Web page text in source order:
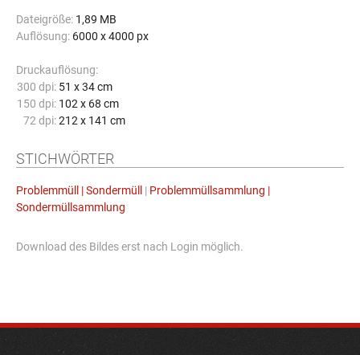
Dateigröße: 1,89 MB
Auflösung: 6000 x 4000 px
Druckauflösung:
300 dpi: 51 x 34 cm
150 dpi: 102 x 68 cm
72 dpi: 212 x 141 cm
STICHWÖRTER
Problemmüll | Sondermüll | Problemmüllsammlung |
Sondermüllsammlung
Download des Bildes erst nach Login möglich.